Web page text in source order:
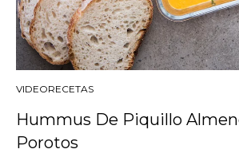
VIDEORECETAS
Hummus De Piquillo
Porotos